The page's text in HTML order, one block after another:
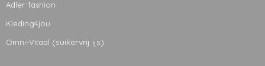
Adler-fashion
Kleding4jou
Omni-Vitaal (suikervrij ijs)